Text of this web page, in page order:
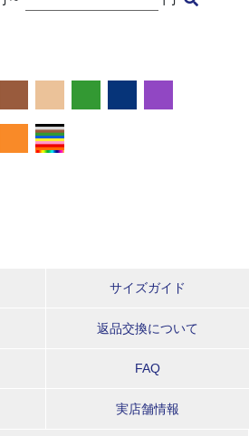
サイズガイド
返品交換について
FAQ
実店舗情報